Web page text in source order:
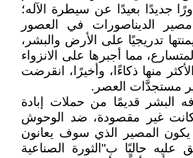
جديدًا بعيدًا عن سيطرة الآله؛
الديناصورات في العصور
تدريجيًا على الأرض والبشر،
مما أجبرها على الانزواء
منها ذكاءًا، وأخيرًا، انقرضت
مستجدَّات العصر.
البشر قديمًا من حملات إبادة
غير مقصودة، ضد الوحوش
يكون المصير الذي سوف يعانون
حاليًا ب"الثورة الصناعية